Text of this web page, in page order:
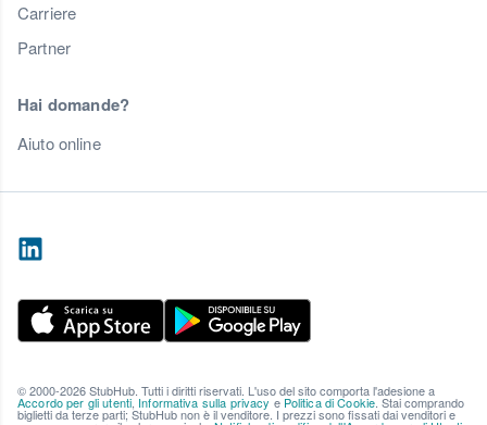
Carriere
Partner
Hai domande?
Aiuto online
© 2000-2026 StubHub. Tutti i diritti riservati. L'uso del sito comporta l'adesione a
Accordo per gli utenti, Informativa sulla privacy e Politica di Cookie. Stai comprando
biglietti da terze parti; StubHub non è il venditore. I prezzi sono fissati dai venditori e